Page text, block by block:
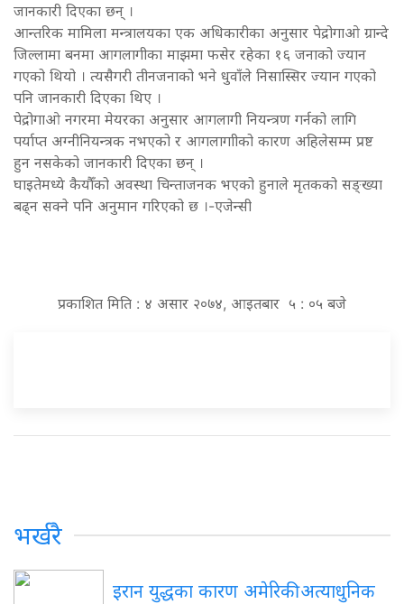
जानकारी दिएका छन् ।
आन्तरिक मामिला मन्त्रालयका एक अधिकारीका अनुसार पेद्रोगाओ ग्रान्दे
जिल्लामा बनमा आगलागीका माझमा फसेर रहेका १६ जनाको ज्यान
गएको थियो । त्यसैगरी तीनजनाको भने धुवाँले निसास्सिर ज्यान गएको
पनि जानकारी दिएका थिए ।
पेद्रोगाओ नगरमा मेयरका अनुसार आगलागी नियन्त्रण गर्नको लागि
पर्याप्त अग्नीनियन्त्रक नभएको र आगलागाीको कारण अहिलेसम्म प्रष्ट
हुन नसकेको जानकारी दिएका छन् ।
घाइतेमध्ये कैयौँको अवस्था चिन्ताजनक भएको हुनाले मृतकको सङ्ख्या
बढ्न सक्ने पनि अनुमान गरिएको छ ।-एजेन्सी
प्रकाशित मिति : ४ असार २०७४, आइतबार ५ : ०५ बजे
भर्खरै
इरान युद्धका कारण अमेरिकी अत्याधुनिक